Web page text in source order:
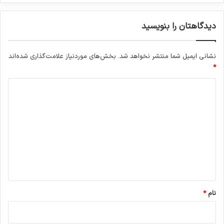
دیدگاهتان را بنویسید
نشانی ایمیل شما منتشر نخواهد شد. بخش‌های موردنیاز علامت‌گذاری شده‌اند
*
نام*